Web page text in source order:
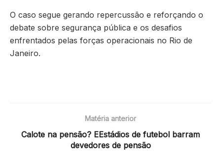
O caso segue gerando repercussão e reforçando o
debate sobre segurança pública e os desafios
enfrentados pelas forças operacionais no Rio de
Janeiro.
Matéria anterior
Calote na pensão? EEstádios de futebol barram
devedores de pensão